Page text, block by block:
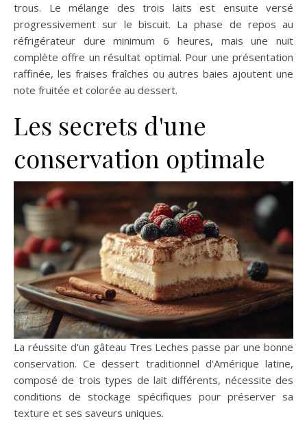
trous. Le mélange des trois laits est ensuite versé
progressivement sur le biscuit. La phase de repos au
réfrigérateur dure minimum 6 heures, mais une nuit
complète offre un résultat optimal. Pour une présentation
raffinée, les fraises fraîches ou autres baies ajoutent une
note fruitée et colorée au dessert.
Les secrets d'une
conservation optimale
La réussite d'un gâteau Tres Leches passe par une bonne
conservation. Ce dessert traditionnel d'Amérique latine,
composé de trois types de lait différents, nécessite des
conditions de stockage spécifiques pour préserver sa
texture et ses saveurs uniques.